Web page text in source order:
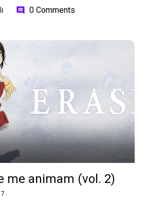
comment 0 Comments
me animam (vol. 2)